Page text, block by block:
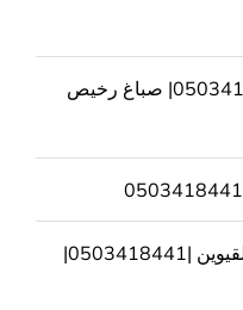
شركة صبغ في الشارقة |0503418441| صباغ رخيص
تكسير وترميم حمامات في ام القيوين |0503418441|